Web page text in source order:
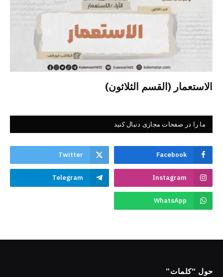
الاستعمار (القسم الثلاثون)
ما را در صفحات مجازی دنبال کنید
Facebook
Twitter
Instagram
Telegram
WhatsApp
حول “كلمات”